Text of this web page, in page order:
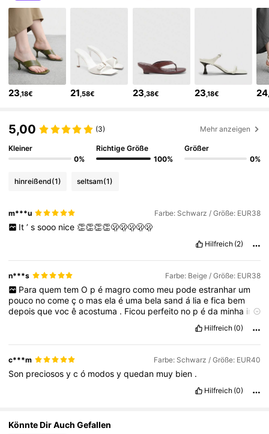
4,85 805K Follower
4,85 805K Follower
4,85
4,85 805K Follower
23,18€ 21,58€ 23,38€ 23,18€ 24
5,00 (3) Mehr anzeigen
Kleiner
0%
Richtige Größe
100%
Größer
0%
hinreißend(1) seltsam(1)
m***u Farbe: Schwarz / Größe: EUR38
It ’ s sooo nice 👏👏👏👏🫢🫢🫢🫢🫢
Hilfreich (2)
n***s Farbe: Beige / Größe: EUR38
Para quem tem O p é magro como meu pode estranhar um
pouco nocomeço maselaé uma belasandá liaefica bem
depoisquevocêacostuma . Ficou perfeito no péda minha irm
Hilfreich (0)
c***m Farbe: Schwarz / Größe: EUR40
Son preciososycó modosyquedan muy bien .
Hilfreich (0)
Könnte Dir Auch Gefallen